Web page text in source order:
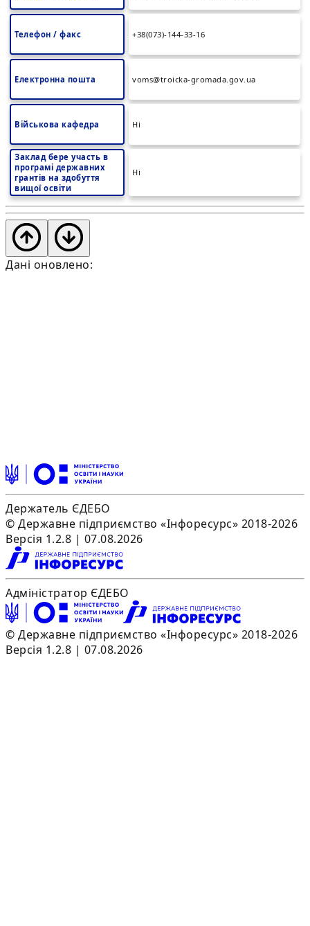
Телефон / факс +38(073)-144-33-16
Електронна пошта voms@troicka-gromada.gov.ua
Військова кафедра Ні
Заклад бере участь в
програмі державних
грантів на здобуття
вищої освіти
Ні
Дані оновлено:
Держатель ЄДЕБО
© Державне підприємство «Інфоресурс» 2018-2026
Версія 1.2.8 | 07.08.2026
Адміністратор ЄДЕБО
© Державне підприємство «Інфоресурс» 2018-2026
Версія 1.2.8 | 07.08.2026